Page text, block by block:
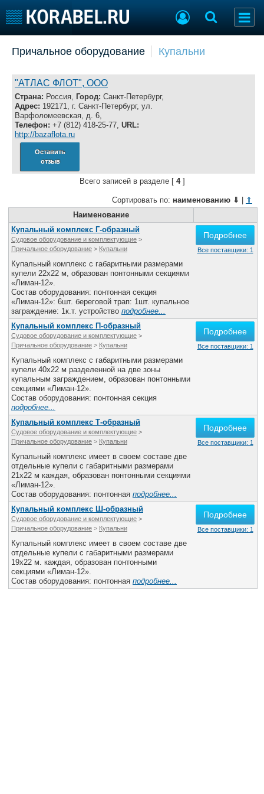
Пульс
Новости
Компании
Репутация
Работа
Крюинг
Журнал
Доска объявлений
Продажа флота
Оборудование
Изделия
Конференции
Выставки и семинары
Личности
Все службы
Причальное оборудование Купальни
"АТЛАС ФЛОТ", ООО
Страна: Россия, Город: Санкт-Петербург,
Адрес: 192171, г. Санкт-Петербург, ул.
Варфоломеевская, д. 6,
Телефон: +7 (812) 418-25-77, URL:
http://bazaflota.ru
Оставить
отзыв
Всего записей в разделе [ 4]
Сортировать по: наименованию ⇓
⇑
Наименование
Купальный комплекс Г-образный
Судовое оборудование и комплектующие >
Причальное оборудование > Купальни
Купальный комплекс с габаритными размерами
купели 22х22 м, образован понтонными секциями
«Лиман-12».
Состав оборудования: понтонная секция
«Лиман-12»: 6шт. береговой трап: 1шт. купальное
заграждение: 1к.т. устройство подробнее...
Подробнее
Все поставщики: 1
Купальный комплекс П-образный
Судовое оборудование и комплектующие >
Причальное оборудование > Купальни
Купальный комплекс с габаритными размерами
купели 40х22 м разделенной на две зоны
купальным заграждением, образован понтонными
секциями «Лиман-12».
Состав оборудования: понтонная секция
подробнее...
Подробнее
Все поставщики: 1
Купальный комплекс Т-образный
Судовое оборудование и комплектующие >
Причальное оборудование > Купальни
Купальный комплекс имеет в своем составе две
отдельные купели с габаритными размерами
21х22 м каждая, образован понтонными секциями
«Лиман-12».
Состав оборудования: понтонная подробнее...
Подробнее
Все поставщики: 1
Купальный комплекс Ш-образный
Судовое оборудование и комплектующие >
Причальное оборудование > Купальни
Купальный комплекс имеет в своем составе две
отдельные купели с габаритными размерами
19х22 м. каждая, образован понтонными
секциями «Лиман-12».
Состав оборудования: понтонная подробнее...
Подробнее
Все поставщики: 1